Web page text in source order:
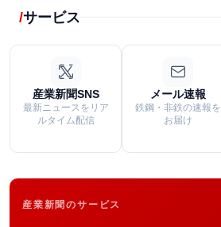
サービス
産業新聞SNS
最新ニュースをリア
ルタイム配信
メール速報
鉄鋼・非鉄の速報を
お届け
産業新聞のサービス